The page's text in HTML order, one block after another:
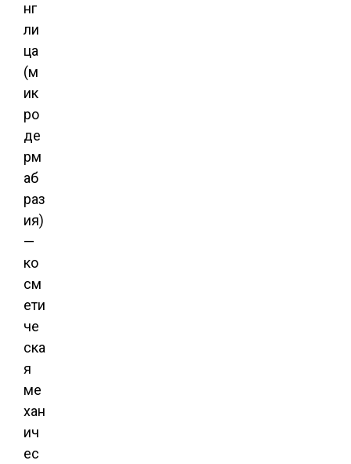
нг
ли
ца
(м
ик
ро
де
рм
аб
раз
ия)
—
ко
см
ети
че
ска
я
ме
хан
ич
ес